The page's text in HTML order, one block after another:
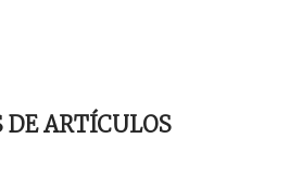
DE ARTÍCULOS